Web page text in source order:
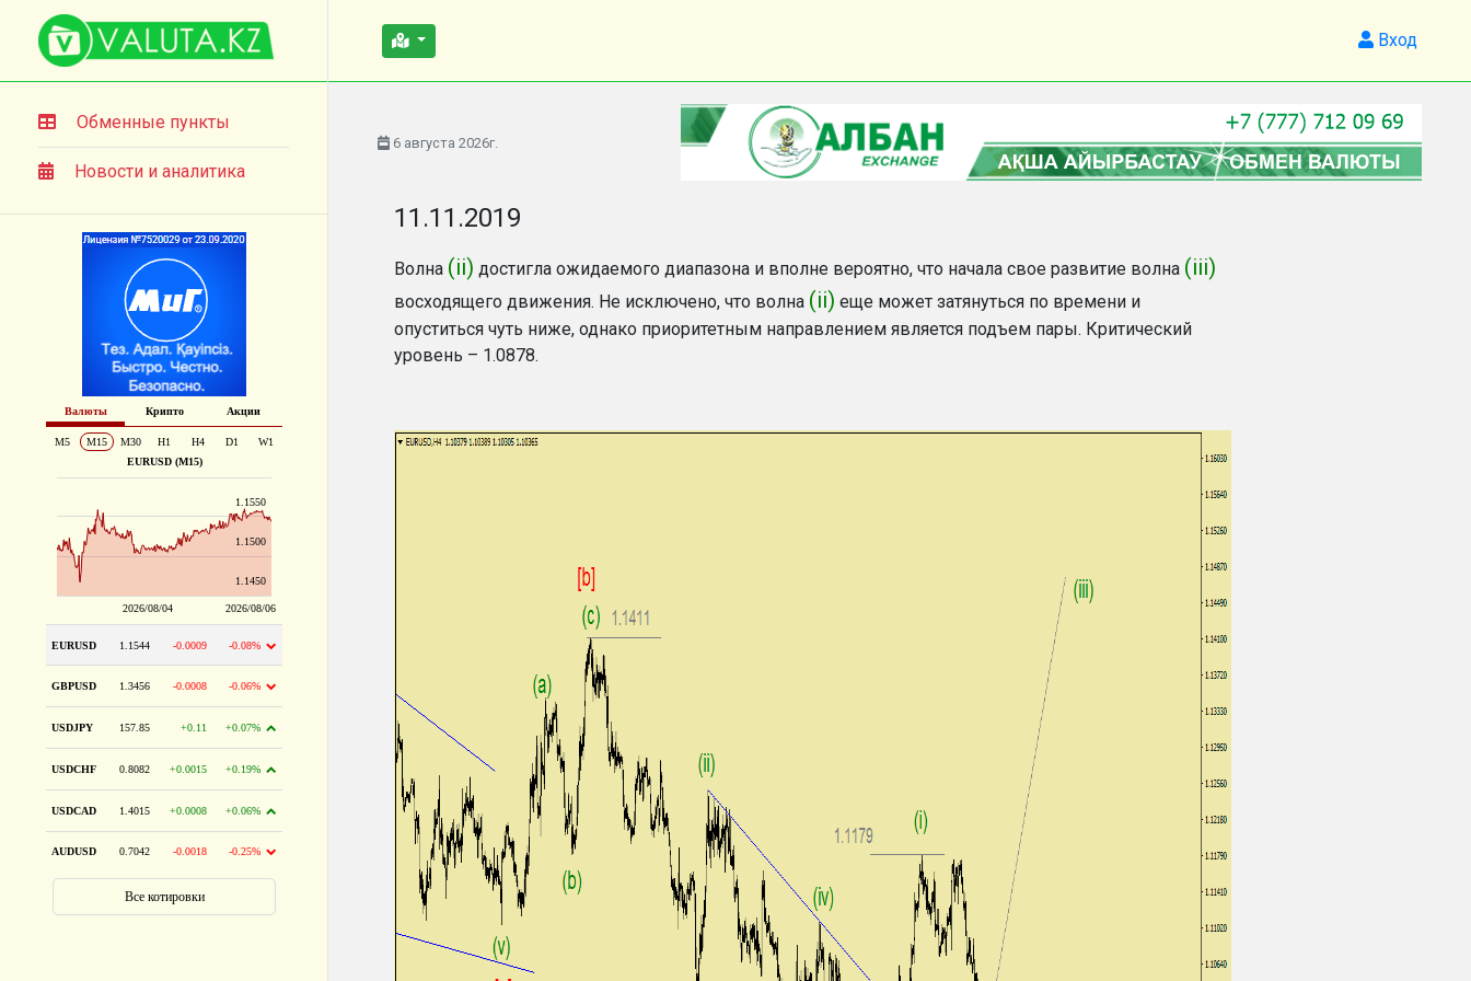
Вход
Обменные пункты
Новости и аналитика
6 августа 2026г.
11.11.2019
Волна (ii) достигла ожидаемого диапазона и вполне вероятно, что начала свое развитие волна (iii)
восходящего движения. Не исключено, что волна (ii) еще может затянуться по времени и
опуститься чуть ниже, однако приоритетным направлением является подъем пары. Критический
уровень – 1.0878.